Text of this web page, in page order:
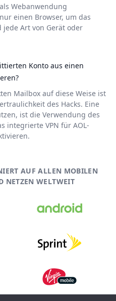
Webanwendung
einen Browser, um das
Art von Gerät oder
Konto aus einen
Mailbox auf diese Weise ist
des Hacks. Eine
ist die Verwendung des
integrierte VPN für AOL-
AUF ALLEN MOBILEN
NETZEN WELTWEIT